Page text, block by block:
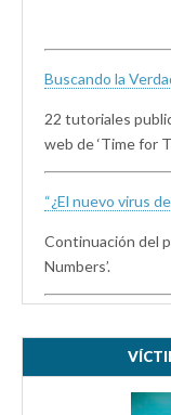
Buscando la
22 tutoriales
web de ‘Time for
“¿El nuevo virus
Continuación del
Numbers’.